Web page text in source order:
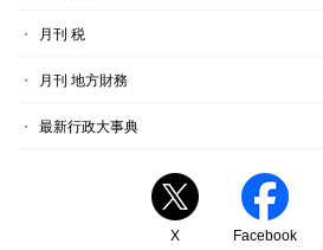
月刊 税
月刊 地方財務
最新行政大事典
X Facebook